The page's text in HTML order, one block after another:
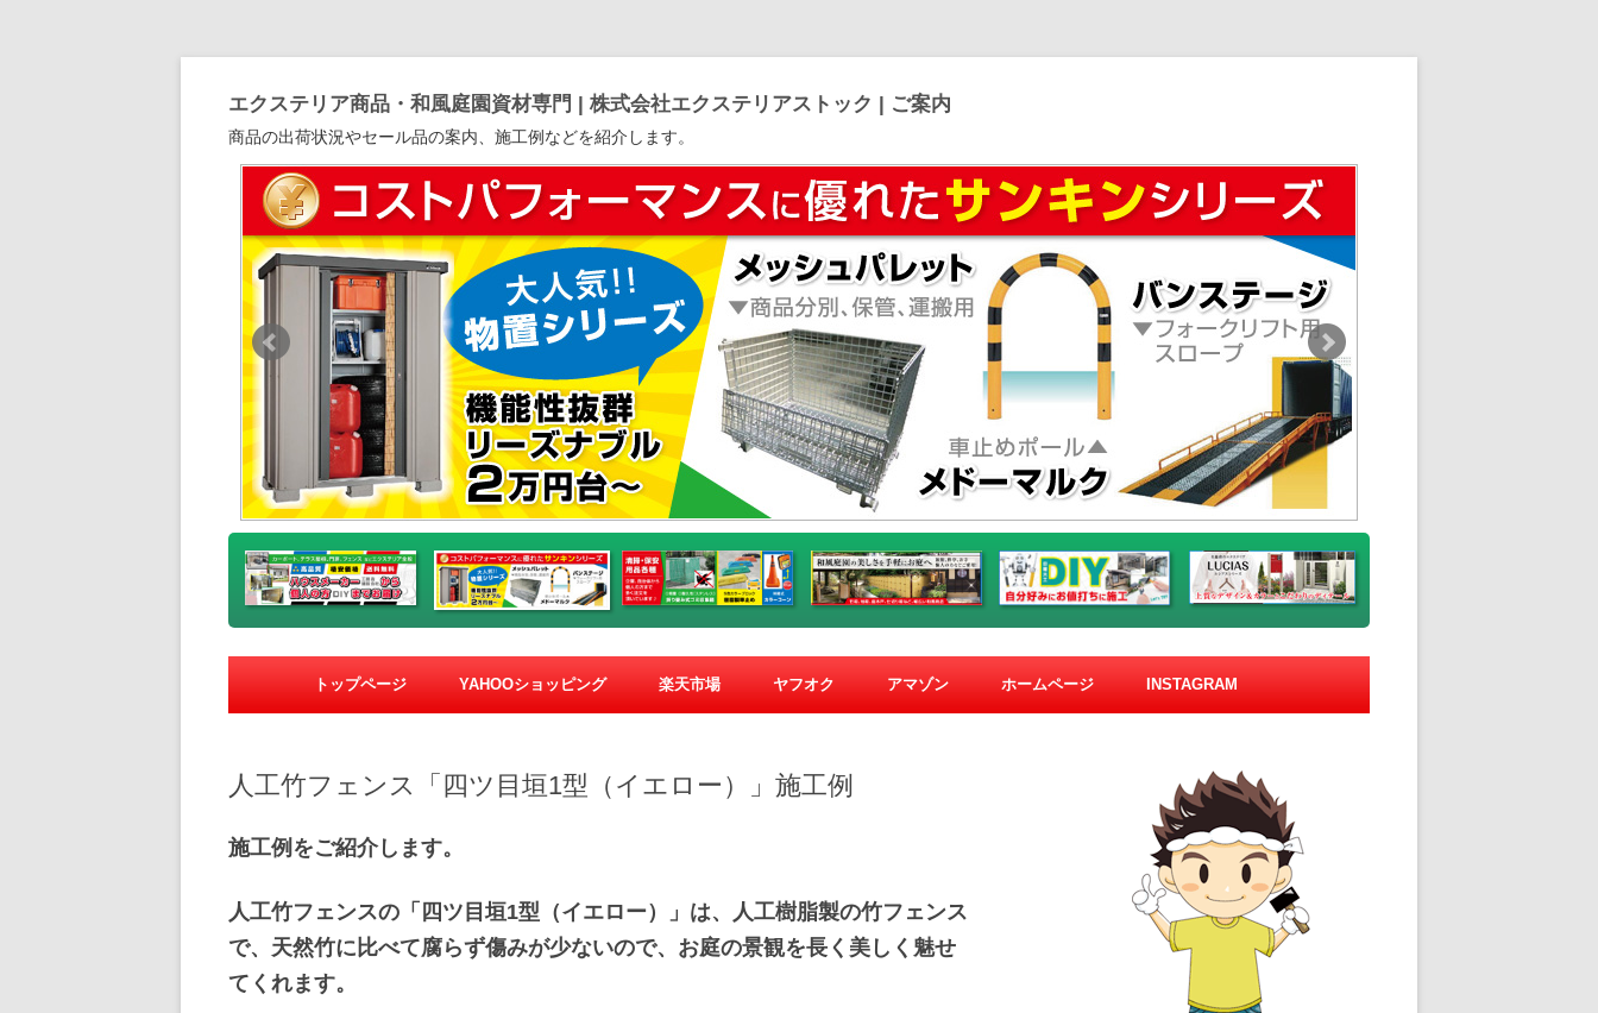
エクステリア商品・和風庭園資材専門 | 株式会社エクステリアストック | ご案内
商品の出荷状況やセール品の案内、施工例などを紹介します。
ン
テ
ン
キ
ッ
トップページ YAHOOショッピング 楽天市場 ヤフオク アマゾン ホームページ INSTAGRAM
人工竹フェンス「四ツ目垣1型（イエロー）」施工例
施工例をご紹介します。
人工竹フェンスの「四ツ目垣1型（イエロー）」は、人工樹脂製の竹フェンス
で、天然竹に比べて腐らず傷みが少ないので、お庭の景観を長く美しく魅せ
てくれます。